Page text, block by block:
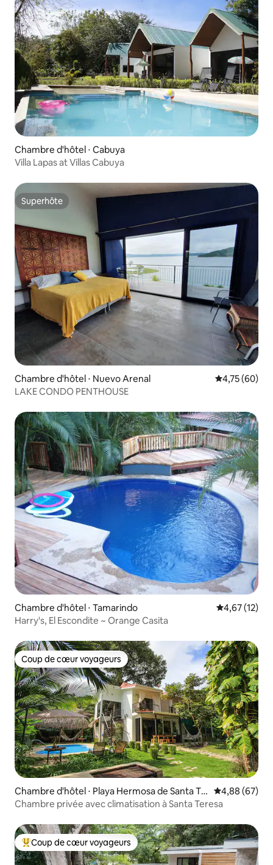
Chambre d'hôtel ⋅ Cabuya
Villa Lapas at Villas Cabuya
Superhôte
Superhôte
Chambre d'hôtel ⋅ Nuevo Arenal Évaluation
4,75 (60)
LAKE CONDO PENTHOUSE
Chambre d'hôtel ⋅ Tamarindo Évaluation
4,67 (12)
Harry's, El Escondite ~ Orange Casita
Coup de cœur voyageurs
Coup de cœur voyageurs
Chambre d'hôtel ⋅ Playa Hermosa de Santa Te
resa
Évaluation
4,88 (67)
Chambre privée avec climatisation à Santa Teresa
Coups de cœur voyageurs les plus appréciés
Coup de cœur voyageurs